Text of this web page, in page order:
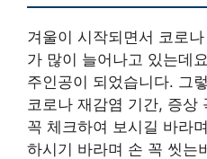
겨울이 시작되면서 코로
가 많이 늘어나고 있는데
주인공이 되었습니다. 그
코로나 재감염 기간, 증상
꼭 체크하여 보시길 바라
하시기 바라며 손 꼭 씻는